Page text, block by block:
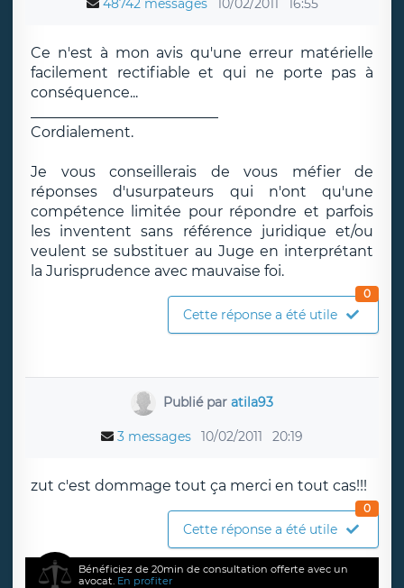
48742 messages 10/02/2011 16:55
Ce n'est à mon avis qu'une erreur matérielle
facilement rectifiable et qui ne porte pas à
conséquence...
Cordialement.
Je vous conseillerais de vous méfier de
réponses d'usurpateurs qui n'ont qu'une
compétence limitée pour répondre et parfois
les inventent sans référence juridique et/ou
veulent se substituer au Juge en interprétant
la Jurisprudence avec mauvaise foi.
Cette réponse a été utile
0
Publié par atila93
3 messages 10/02/2011 20:19
zut c'est dommage tout ça merci en tout cas!!!
Cette réponse a été utile
0
Bénéficiez de 20min de consultation offerte avec un
avocat. En profiter